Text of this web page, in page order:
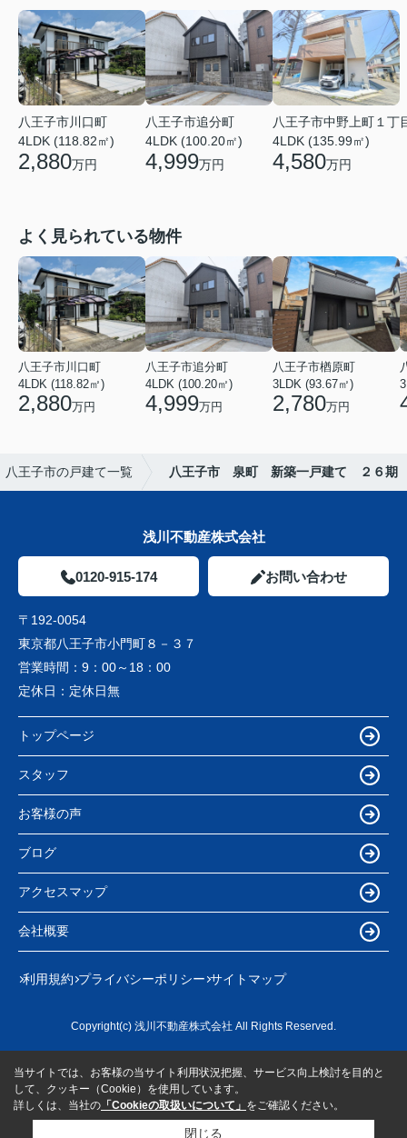
八王子市川口町
4LDK (118.82㎡)
2,880万円
八王子市追分町
4LDK (100.20㎡)
4,999万円
八王子市中野上町１丁
4LDK (135.99㎡)
4,580万円
よく見られている物件
八王子市川口町
4LDK (118.82㎡)
2,880万円
八王子市追分町
4LDK (100.20㎡)
4,999万円
八王子市楢原町
3LDK (93.67㎡)
2,780万円
八王子市の戸建て一覧 八王子市 泉町 新築一戸建て ２６期
浅川不動産株式会社
0120-915-174 お問い合わせ
〒192-0054
東京都八王子市小門町８－３７
営業時間： 9：00～18：00
定休日： 定休日無
トップページ
スタッフ
お客様の声
ブログ
アクセスマップ
会社概要
利用規約 プライバシーポリシー サイトマップ
Copyright(c) 浅川不動産株式会社 All Rights Reserved.
当サイトでは、お客様の当サイト利用状況把握、サービス向上検討を目的と
して、クッキー（Cookie）を使用しています。
詳しくは、当社の 「Cookieの取扱いについて」 をご確認ください。
閉じる